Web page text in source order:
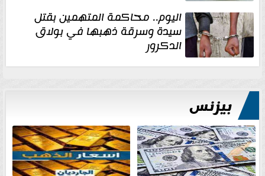
اليوم.. محاكمة المتهمين بقتل
سيدة وسرقة ذهبها في بولاق
الدكرور
بيزنس